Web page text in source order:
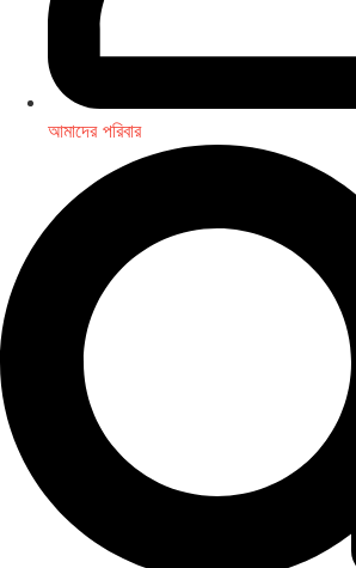
আমাদের পরিবার